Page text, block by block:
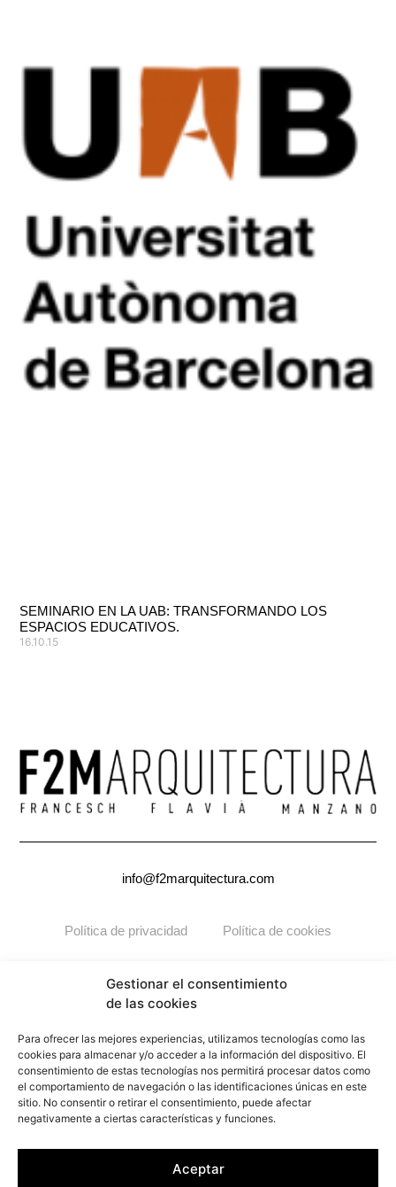
Gestionar el consentimiento
de las cookies
Para ofrecer las mejores experiencias, utilizamos tecnologías como las
cookies para almacenar y/o acceder a la información del dispositivo. El
consentimiento de estas tecnologías nos permitirá procesar datos como
el comportamiento de navegación o las identificaciones únicas en este
sitio. No consentir o retirar el consentimiento, puede afectar
negativamente a ciertas características y funciones.
Aceptar
SEMINARIO EN LA UAB: TRANSFORMANDO LOS
ESPACIOS EDUCATIVOS.
16.10.15
info@f2marquitectura.com
Política de privacidad Política de cookies
reservados.